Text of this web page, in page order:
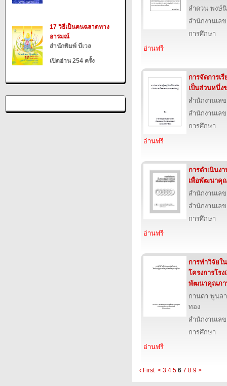
17 วิธีเป็นคนฉลาดทาง
อารมณ์
สำนักพิมพ์ บีเวล
เปิดอ่าน 254 ครั้ง
ลำดวน พงษ์
สำนักงานเล
การศึกษา
อ่านฟรี
การจัดการเ
เป็นส่วนหนึ่ง
สำนักงานเล
สำนักงานเล
การศึกษา
อ่านฟรี
การดำเนินง
เพื่อพัฒนาคุ
สำนักงานเล
สำนักงานเล
การศึกษา
อ่านฟรี
การทำวิจัยใ
โครงการโรง
พัฒนาคุณภา
กานดา พูนล
ทอง
สำนักงานเล
การศึกษา
อ่านฟรี
‹ First < 3 4 5 6 7 8 9 >